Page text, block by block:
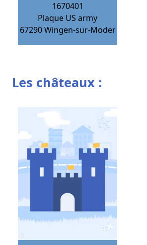
1670401
Plaque US army
67290 Wingen-sur-Moder
Les châteaux :